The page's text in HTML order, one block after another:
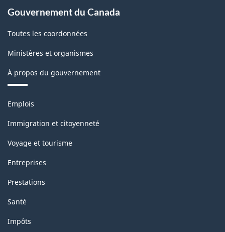
2017
-
Structure
la
classification
Gouvernement du Canada
Toutes les coordonnées
Ministères et organismes
À propos du gouvernement
Thèmes
sujets
Emplois
Immigration et citoyenneté
Voyage et tourisme
Entreprises
Prestations
Santé
Impôts